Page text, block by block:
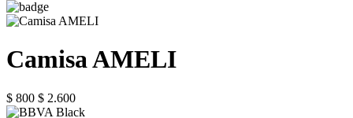
Camisa AMELI
$ 800 $ 2.600